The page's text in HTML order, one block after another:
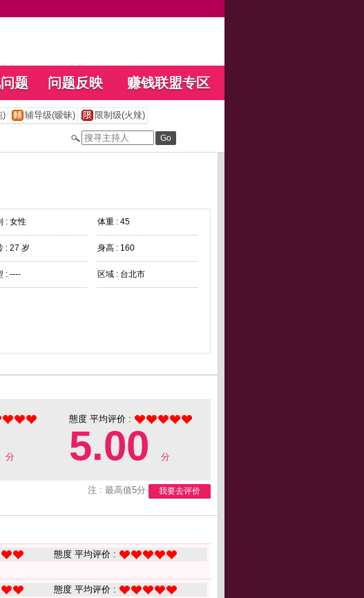
题 问题反映 赚钱联盟专区
) 辅导级(暧昧) 限制级(火辣)
: 女性 体重 : 45
: 27 岁 身高 : 160
: ---- 区域 : 台北市
分
態度 平均评价 :
5.00 分
注 : 最高值5分 我要去评价
態度 平均评价 :
態度 平均评价 :